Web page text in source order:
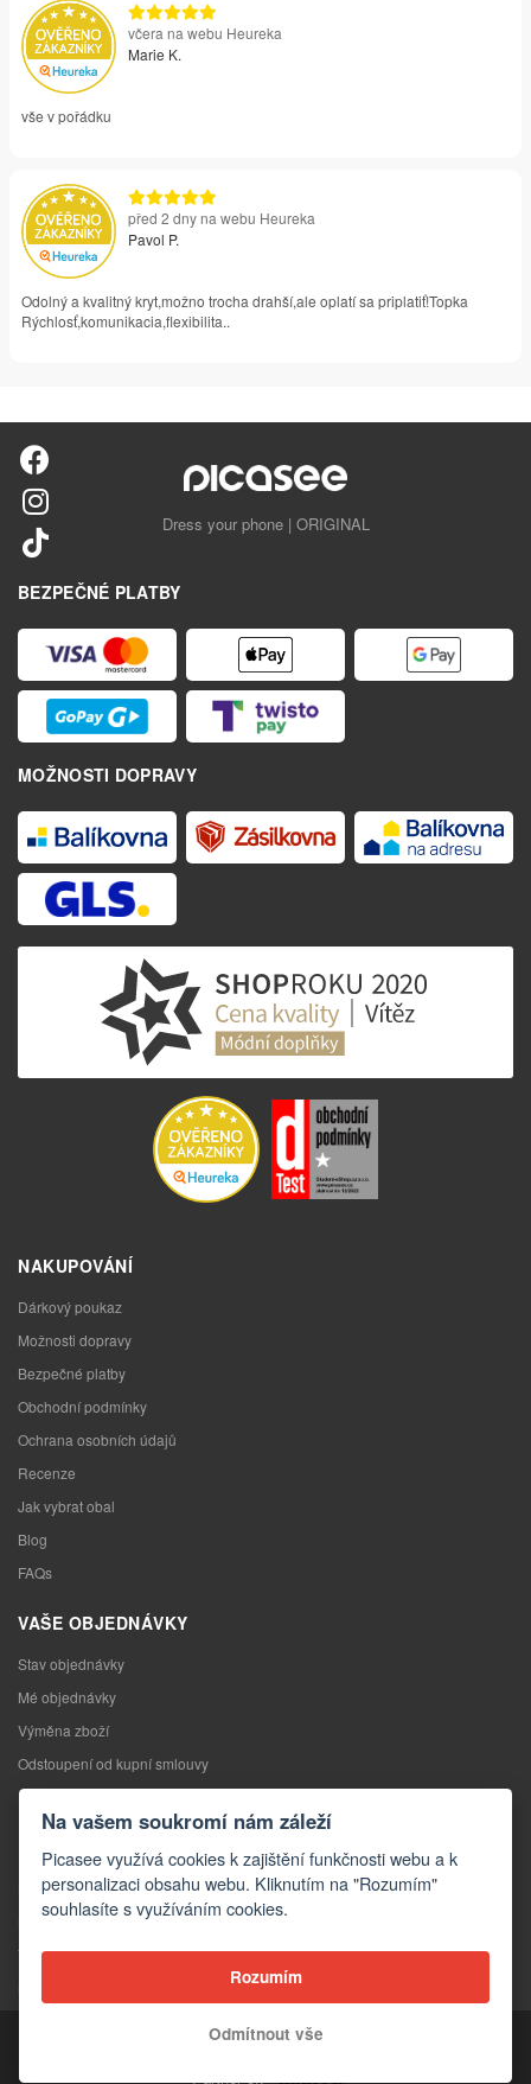
včera na webu Heureka
Marie K.
vše v pořádku
před 2 dny na webu Heureka
Pavol P.
Odolný a kvalitný kryt,možno trocha drahší,ale oplatí sa priplatiť!Topka
Rýchlosť,komunikacia,flexibilita..
Dress your phone | ORIGINAL
BEZPEČNÉ PLATBY
MOŽNOSTI DOPRAVY
NAKUPOVÁNÍ
Dárkový poukaz
Možnosti dopravy
Bezpečné platby
Obchodní podmínky
Ochrana osobních údajů
Recenze
Jak vybrat obal
Blog
FAQs
VAŠE OBJEDNÁVKY
Stav objednávky
Mé objednávky
Výměna zboží
Odstoupení od kupní smlouvy
Reklamace
Kontakty
Kontaktní formulář
Velkoobchod
Copyright © 2026 Picasee
Partner of:
Na vašem soukromí nám záleží
Picasee využívá cookies k zajištění funkčnosti webu a k
personalizaci obsahu webu. Kliknutím na "Rozumím"
souhlasíte s využíváním cookies.
Rozumím
Odmítnout vše